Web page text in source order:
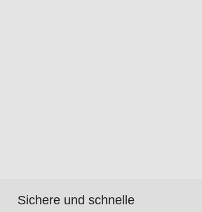
Sichere und schnelle